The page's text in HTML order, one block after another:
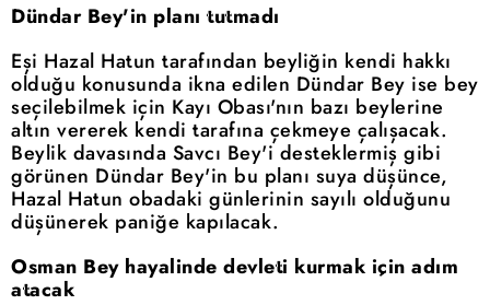
Dündar Bey'in planı tutmadı
Eşi Hazal Hatun tarafından beyliğin kendi hakkı
olduğu konusunda ikna edilen Dündar Bey ise bey
seçilebilmek için Kayı Obası'nın bazı beylerine
altın vererek kendi tarafına çekmeye çalışacak.
Beylik davasında Savcı Bey'i desteklermiş gibi
görünen Dündar Bey'in bu planı suya düşünce,
Hazal Hatun obadaki günlerinin sayılı olduğunu
düşünerek paniğe kapılacak.
Osman Bey hayalinde devleti kurmak için adım
atacak